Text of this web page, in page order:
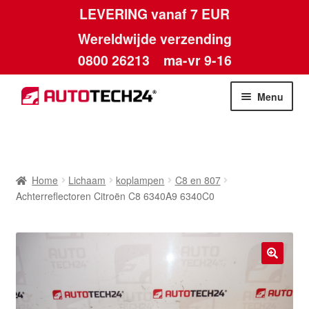
LEVERING vanaf 7 EUR
Wereldwijde verzending
0800 26213 ma-vr 9-16
Skip
to
Skip
to
Menu
Home Lichaam koplampen
C8 en 807
Achterreflectoren Citroën C8 6340A9 6340C0